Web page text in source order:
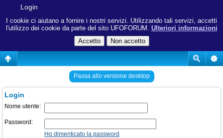
I cookie ci aiutano a fornire i nostri servizi. Utilizzando tali servizi, accetti
l'utilizzo dei cookie da parte del sito UFOFORUM. Ulteriori informazioni
Login
Passa allo versione desktop
Login
Nome utente:
Password:
Ho dimenticato la password